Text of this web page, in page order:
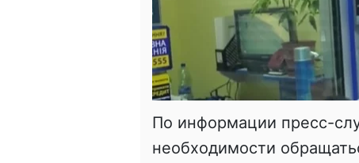
По информации пресс-
необходимости